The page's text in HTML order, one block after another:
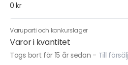
0 kr
Varuparti och konkurslager
Varor i kvantitet
Togs bort för 15 år sedan - Till